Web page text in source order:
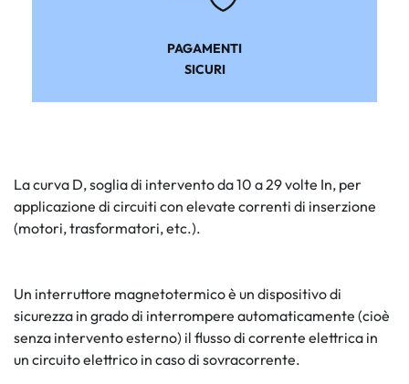
PAGAMENTI
SICURI
La curva D, soglia di intervento da 10 a 29 volte In, per
applicazione di circuiti con elevate correnti di inserzione
(motori, trasformatori, etc.).
Un interruttore magnetotermico è un dispositivo di
sicurezza in grado di interrompere automaticamente (cioè
senza intervento esterno) il flusso di corrente elettrica in
un circuito elettrico in caso di sovracorrente.